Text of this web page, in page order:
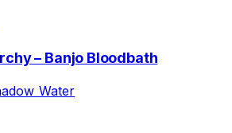
– Banjo Bloodbath